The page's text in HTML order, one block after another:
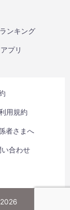
ランキング
アプリ
用規約
者さまへ
い合わせ